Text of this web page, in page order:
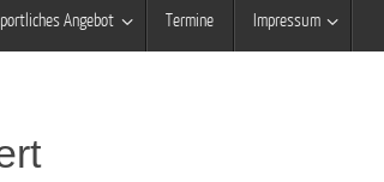
Angebot Termine Impressum